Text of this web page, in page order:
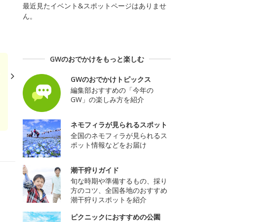
最近見たイベント&スポットページはありませ
ん。
GWのおでかけをもっと楽しむ
GWのおでかけトピックス
編集部おすすめの「今年の
GW」の楽しみ方を紹介
ネモフィラが見られるスポット
全国のネモフィラが見られるス
ポット情報などをお届け
潮干狩りガイド
旬な時期や準備するもの、採り
方のコツ、全国各地のおすすめ
潮干狩りスポットを紹介
ピクニックにおすすめの公園